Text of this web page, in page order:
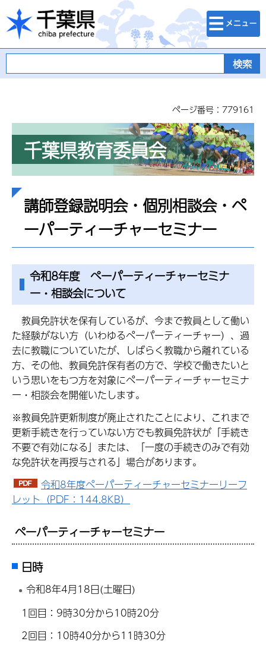
千葉県
検索・メニュ
ー
ページ番号：779161
千葉県教育委員会
講師登録説明会・個別相談会・ペ
ーパーティーチャーセミナー
令和8年度 ぺーパーティーチャーセミナ
ー・相談会について
教員免許状を保有しているが、今まで教員として働い
た経験がない方（いわゆるペーパーティーチャー）、過
去に教職についていたが、しばらく教職から離れている
方、その他、教員免許保有者の方で、学校で働きたいと
いう思いをもつ方を対象にペーパーティーチャーセミナ
ー・相談会を開催いたします。
※教員免許更新制度が廃止されたことにより、これまで
更新手続きを行っていない方でも教員免許状が「手続き
不要で有効になる」または、「一度の手続きのみで有効
な免許状を再授与される」場合があります。
令和8年度ペーパーティーチャーセミナーリーフ
レット（PDF：144.8KB）
ペーパーティーチャーセミナー
日時
令和8年4月18日(土曜日)
1回目：9時30分から10時20分
2回目：10時40分から11時30分